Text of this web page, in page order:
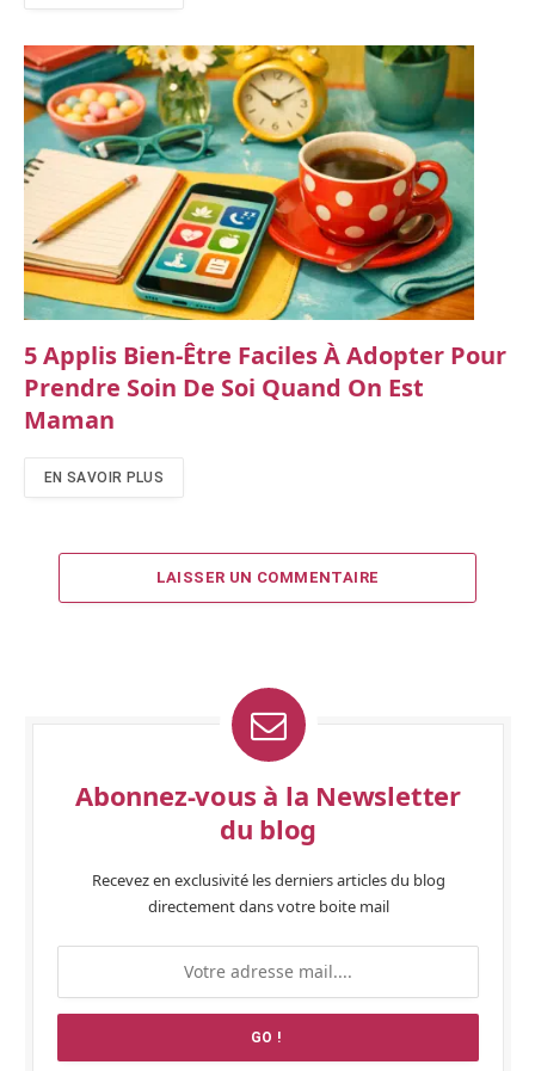
5 Applis Bien-Être Faciles À Adopter Pour
Prendre Soin De Soi Quand On Est
Maman
EN SAVOIR PLUS
LAISSER UN COMMENTAIRE
Abonnez-vous à la Newsletter
du blog
Recevez en exclusivité les derniers articles du blog
directement dans votre boite mail